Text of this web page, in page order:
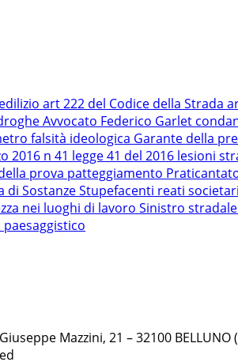
art 222 del Codice della Strada
Avvocato Federico Garlet
falsità ideologica Garante della
2016 n 41 legge 41 del 2016 lesioni
prova patteggiamento
di Sostanze Stupefacenti reati societari
nei luoghi di lavoro Sinistro stradale
Mazzini, 21 – 32100